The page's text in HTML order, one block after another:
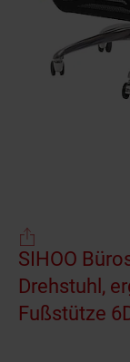
SIHOO
Drehstuhl,
Fußstütze